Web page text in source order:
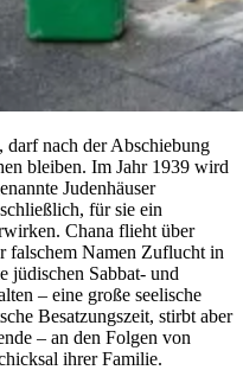
darf nach der Abschiebung
bleiben. Im Jahr 1939 wird
Judenhäuser
für sie ein
Chana flieht über
falschem Namen Zuflucht in
jüdischen Sabbat- und
– eine große seelische
Besatzungszeit, stirbt aber
– an den Folgen von
ihrer Familie.